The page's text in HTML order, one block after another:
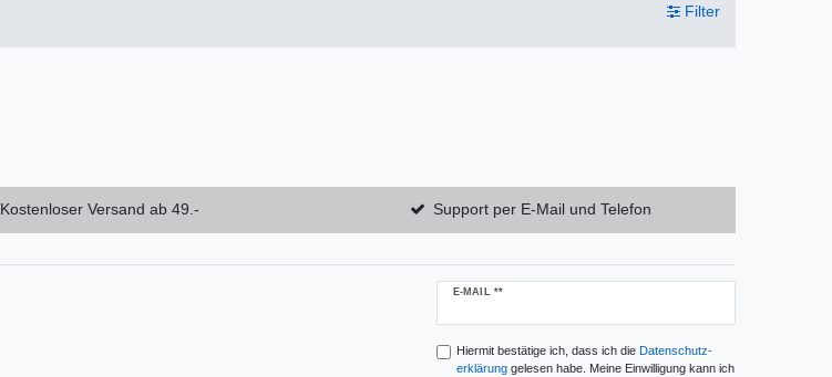
Filter
Kostenloser Versand ab 49.- Support per E-Mail und Telefon
E-MAIL **
Newsletter
Hiermit bestätige ich, dass ich die Daten­schutz­
erklärunggelesen habe. Meine Einwilligung kann ich